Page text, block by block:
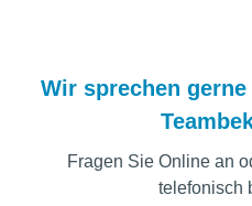
Wir sprechen
Fragen Sie Online an
telefonisch